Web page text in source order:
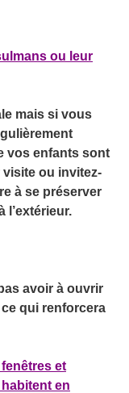
ou leur
mais si vous
vos enfants sont
ou invitez-
à se préserver
l’extérieur.
avoir à ouvrir
qui renforcera
et
en